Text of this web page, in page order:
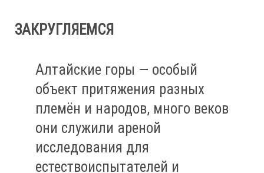
ЗАКРУГЛЯЕМСЯ
Алтайские горы — особый
объект притяжения разных
племён и народов, много веков
они служили ареной
исследования для
естествоиспытателей и